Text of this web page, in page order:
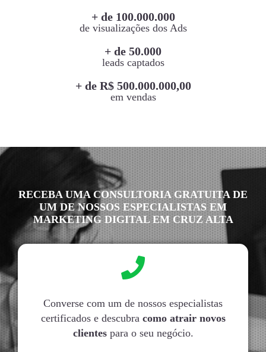
+ de 100.000.000
de visualizações dos Ads
+ de 50.000
leads captados
+ de R$ 500.000.000,00
em vendas
RECEBA UMA CONSULTORIA GRATUITA DE
UM DE NOSSOS ESPECIALISTAS EM
MARKETING DIGITAL EM CRUZ ALTA
Converse com um de nossos especialistas
certificados e descubra como atrair novos
clientespara o seu negócio.